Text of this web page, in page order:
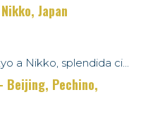
Japan
a Nikko, splendida ci...
Beijing, Pechino,